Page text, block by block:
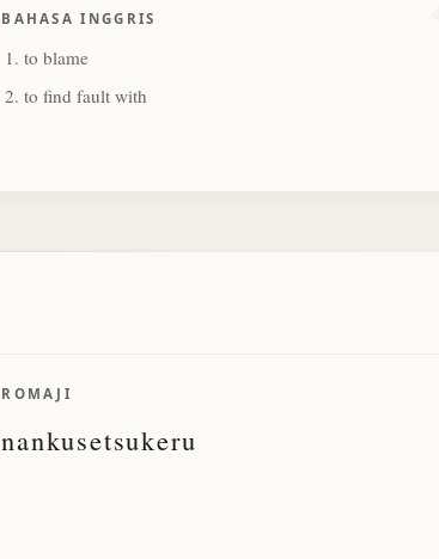
BAHASA INGGRIS
to blame
to find fault with
ROMAJI
nankusetsukeru